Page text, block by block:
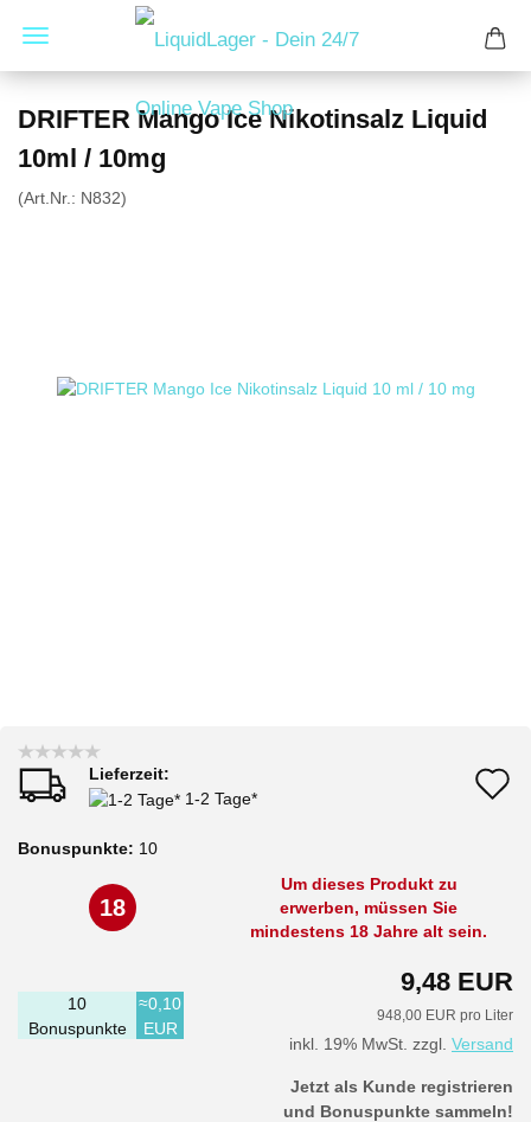
DRIFTER Mango Ice Nikotinsalz Liquid
10ml / 10mg
(Art.Nr.: N832)
Lieferzeit:
1-2 Tage*
Bonuspunkte: 10
18
Um dieses Produkt zu
erwerben, müssen Sie
mindestens 18 Jahre alt sein.
9,48 EUR
948,00 EUR pro Liter
inkl. 19% MwSt. zzgl. Versand
10
Bonuspunkte
≈0,10
EUR
Jetzt als Kunde registrieren
und Bonuspunkte sammeln!